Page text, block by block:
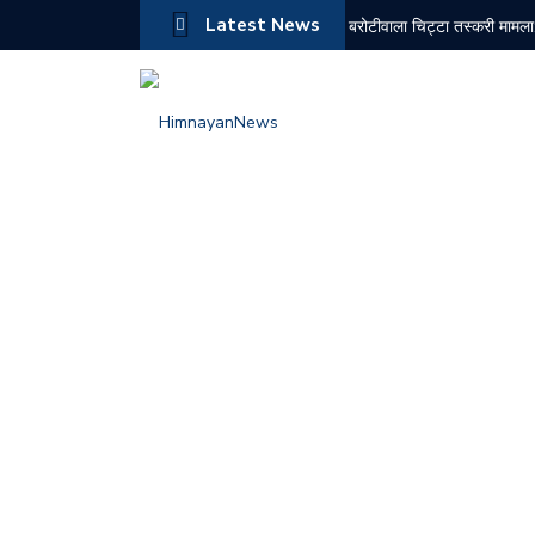
Latest News बरोटीवाला चिट्टा तस्करी